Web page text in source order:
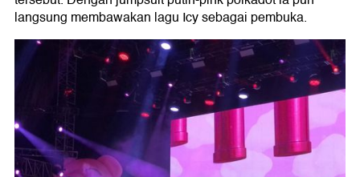
langsung membawakan lagu Icy sebagai pembuka.